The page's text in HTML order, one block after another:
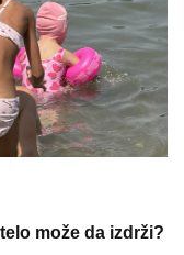
može da izdrži?